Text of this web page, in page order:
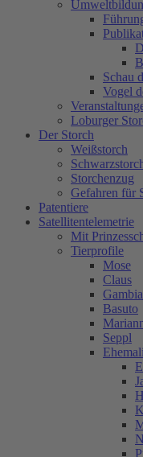
Schau
Vogel
Loburger
Der Storch
Weißstorch
Storchenzug
Gefahren für
Patentiere
Satellitentelemetrie
Mit
Tierprofile
Mose
Claus
Gambia
Basuto
Seppl